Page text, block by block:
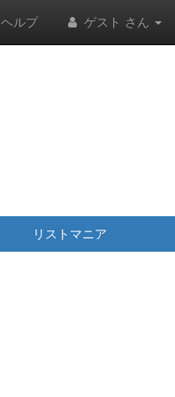
ヘルプ ゲスト さん
リストマニア